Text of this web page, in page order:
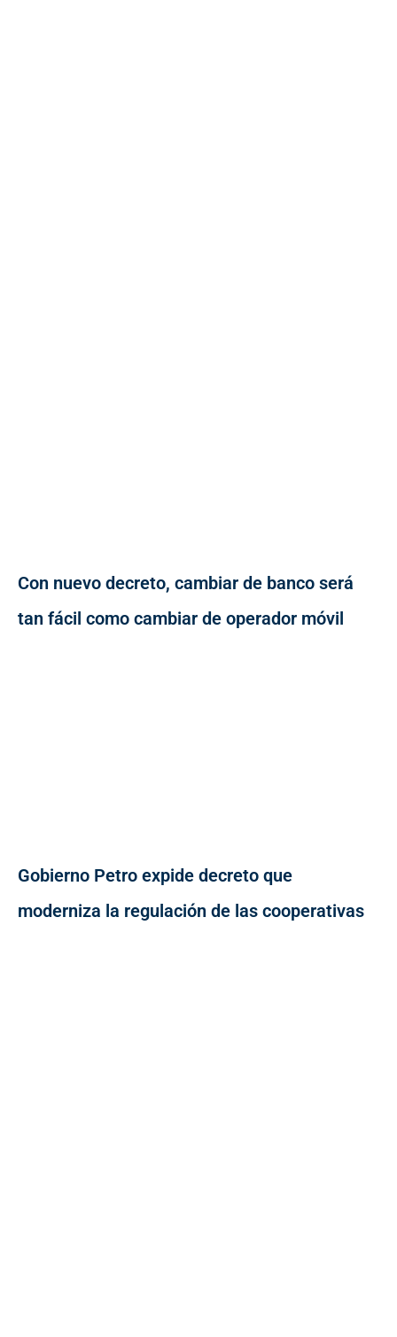
Con nuevo decreto, cambiar de banco será
tan fácil como cambiar de operador móvil
Gobierno Petro expide decreto que
moderniza la regulación de las cooperativas